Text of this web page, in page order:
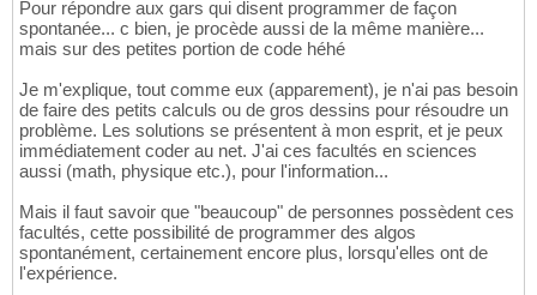
Pour répondre aux gars qui disent programmer de façon
spontanée... c bien, je procède aussi de la même manière...
mais sur des petites portion de code héhé
Je m'explique, tout comme eux (apparement), je n'ai pas besoin
de faire des petits calculs ou de gros dessins pour résoudre un
problème. Les solutions se présentent à mon esprit, et je peux
immédiatement coder au net. J'ai ces facultés en sciences
aussi (math, physique etc.), pour l'information...
Mais il faut savoir que "beaucoup" de personnes possèdent ces
facultés, cette possibilité de programmer des algos
spontanément, certainement encore plus, lorsqu'elles ont de
l'expérience.